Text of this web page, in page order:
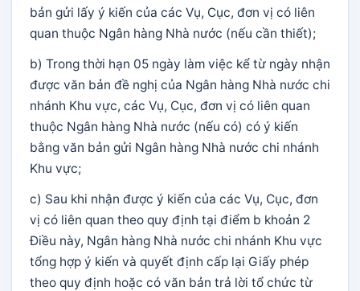
bản gửi lấy ý kiến của các Vụ, Cục, đơn vị có liên
quan thuộc Ngân hàng Nhà nước (nếu cần thiết);
b) Trong thời hạn 05 ngày làm việc kể từ ngày nhận
được văn bản đề nghị của Ngân hàng Nhà nước chi
nhánh Khu vực, các Vụ, Cục, đơn vị có liên quan
thuộc Ngân hàng Nhà nước (nếu có) có ý kiến
bằng văn bản gửi Ngân hàng Nhà nước chi nhánh
Khu vực;
c) Sau khi nhận được ý kiến của các Vụ, Cục, đơn
vị có liên quan theo quy định tại điểm b khoản 2
Điều này, Ngân hàng Nhà nước chi nhánh Khu vực
tổng hợp ý kiến và quyết định cấp lại Giấy phép
theo quy định hoặc có văn bản trả lời tổ chức từ